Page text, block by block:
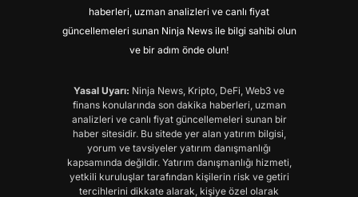
haberleri, uzman analizleri ve canlı fiyat
güncellemeleri sunan Ninja News ile bilgi sahibi olun
ve bir adım önde olun!
Yasal Uyarı: Ninja News, Kripto, DeFi, Web3 ve
finans konularında son dakika haberleri, uzman
analizleri ve canlı fiyat güncellemeleri sunan bir
haber sitesidir. Bu sitede yer alan yatırım bilgisi,
yorum ve tavsiyeler yatırım danışmanlığı
kapsamında değildir. Yatırım danışmanlığı hizmeti,
yetkili kuruluşlar tarafından kişilerin risk ve getiri
tercihlerini dikkate alarak, kişiye özel olarak